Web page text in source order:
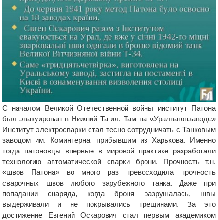
С началом Великой Отечественной войны институт Патона
был эвакуирован в Нижний Тагил. Там на «Уралвагонзаводе»
Институт электросварки стал тесно сотрудничать с Танковым
заводом им. Коминтерна, прибывшим из Харькова. Именно
тогда патоновцы впервые в мировой практике разработали
технологию автоматической сварки брони. Прочность т.н.
«швов Патона» во много раз превосходила прочность
сварочных швов любого зарубежного танка. Даже при
попадании снаряда, когда броня разрушалась, швы
выдерживали и не покрывались трещинами. За это
достижение Евгений Оскарович стал первым академиком